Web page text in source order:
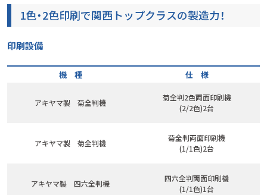
1色・2色印刷で関西トップクラスの製造力！
印刷設備
機 種 仕 様
アキヤマ製 菊全判機
菊全判2色両面印刷機
(2/2色)2台
アキヤマ製 菊全判機
菊全判両面印刷機
(1/1色)2台
アキヤマ製 四六全判機
四六全判両面印刷機
(1/1色)1台